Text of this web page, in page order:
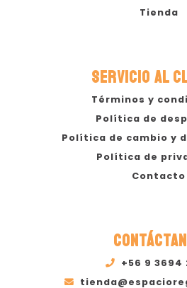
Tienda
SERVICIO AL
Términos y
Política de
Política de cambio y
Política de
Contacto
+56 9 3694